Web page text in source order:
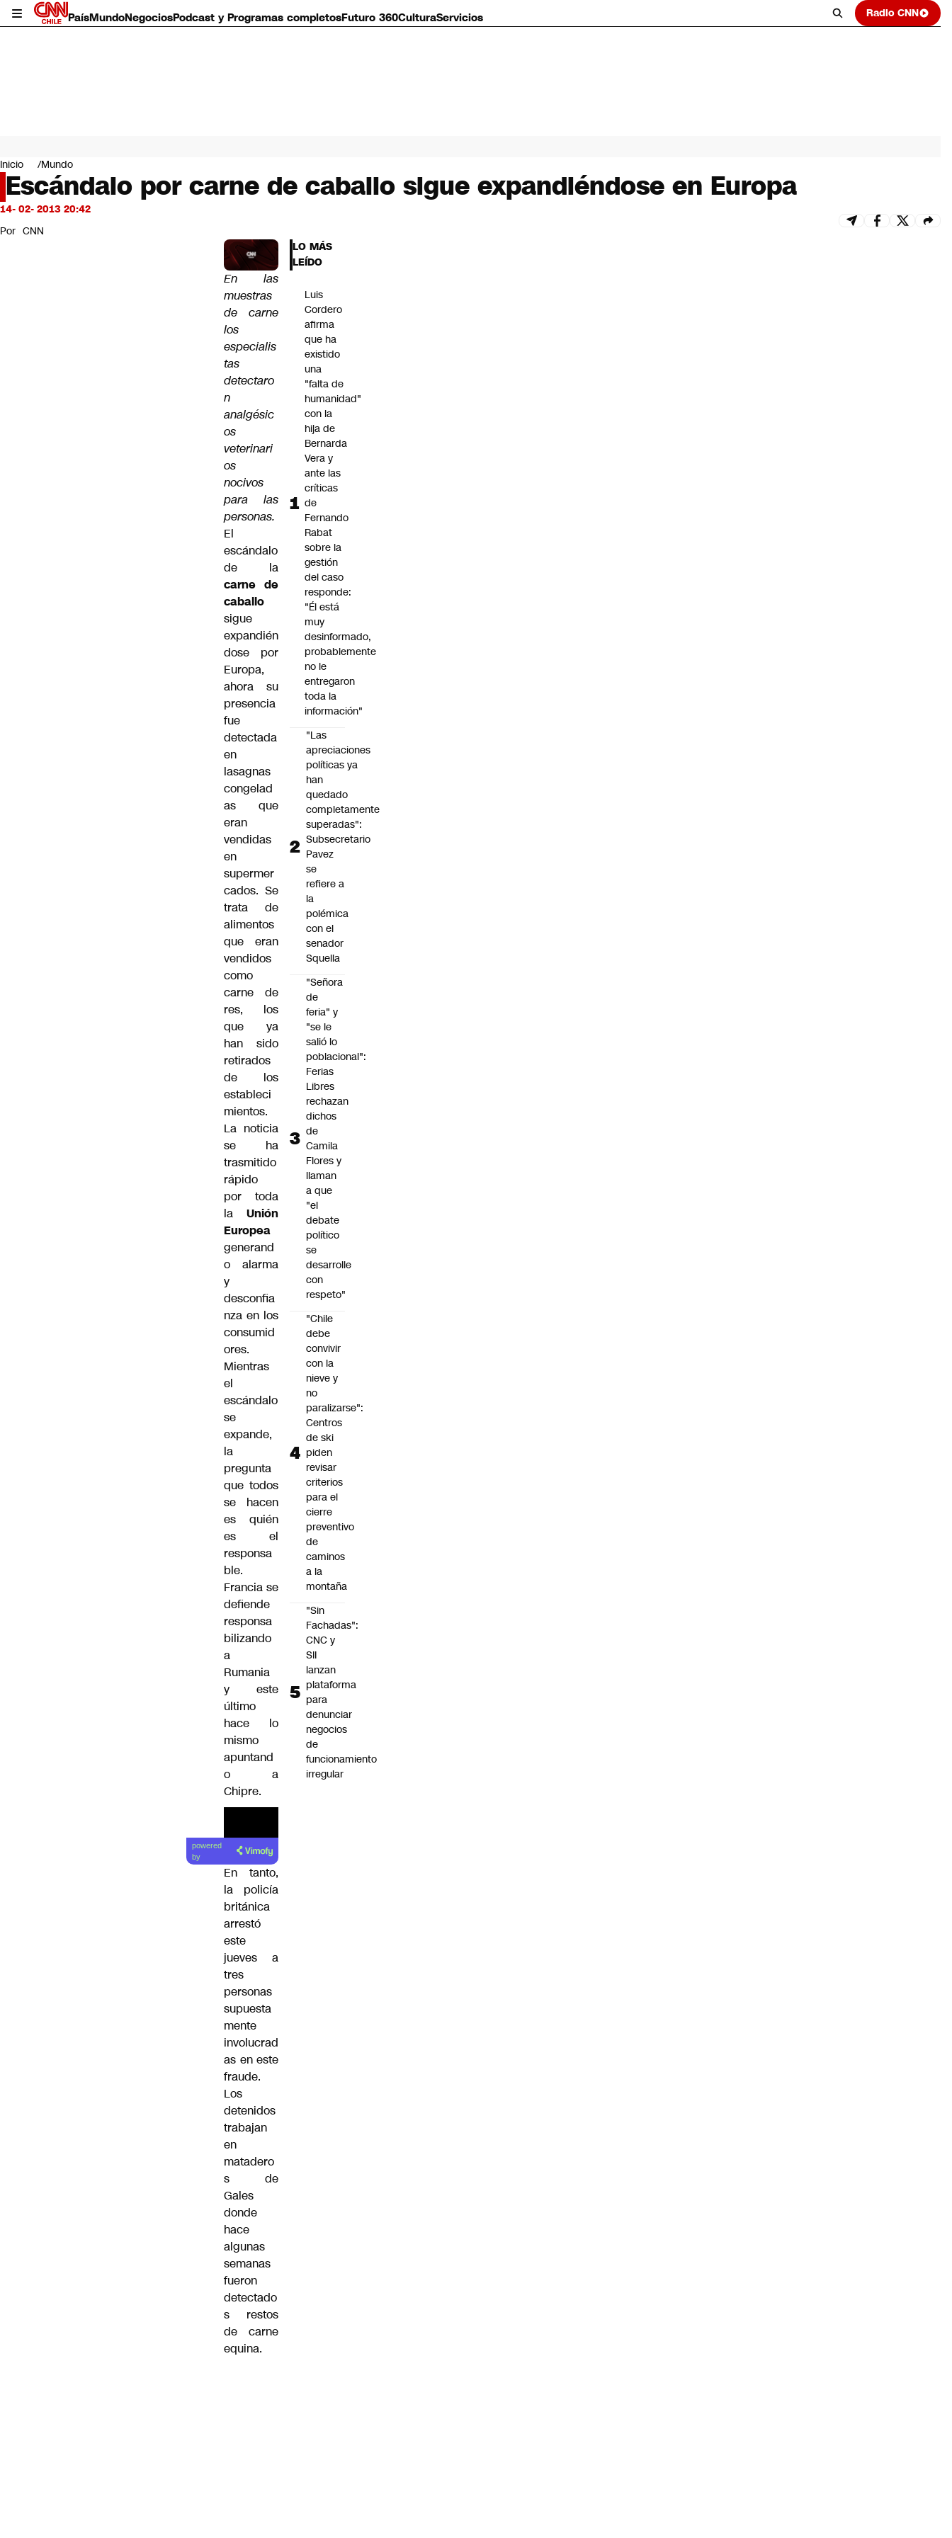
PaísMundoNegociosPodcast y Programas completosFuturo 360CulturaServicios Radio CNN
Mundo
Negocios
Deportes
Programas completos
Servicios
Inicio Mundo
Escándalo por carne de caballo sigue expandiéndose en Europa
14- 02- 2013 20:42
Por CNN
En las
muestras
de carne
los
especialis
tas
detectaro
n
analgésic
os
veterinari
os
nocivos
para las
personas.
El
escándalo
de la
carne de
caballo
sigue
expandién
dose por
Europa,
ahora su
presencia
fue
detectada
en
lasagnas
congelad
as que
eran
vendidas
en
supermer
cados. Se
trata de
alimentos
que eran
vendidos
como
carne de
res, los
que ya
han sido
retirados
de los
estableci
mientos.
La noticia
se ha
trasmitido
rápido
por toda
laUnión
Europea
generand
o alarma
y
desconfia
nza en los
consumid
ores.
Mientras
el
escándalo
se
expande,
la
pregunta
que todos
se hacen
es quién
es el
responsa
ble.
Francia se
defiende
responsa
bilizando
a
Rumania
y este
último
hace lo
mismo
apuntand
o a
Chipre.
powered
by
En tanto,
la policía
británica
arrestó
este
jueves a
tres
personas
supuesta
mente
involucrad
as en este
fraude.
Los
detenidos
trabajan
en
matadero
s de
Gales
donde
hace
algunas
semanas
fueron
detectado
s restos
de carne
equina.
LO MÁS
LEÍDO
Luis
Cordero
afirma
que ha
existido
una
"falta de
humanidad"
con la
hija de
Bernarda
Vera y
ante las
críticas
de
Fernando
Rabat
sobre la
gestión
del caso
responde:
"Él está
muy
desinformado,
probablemente
no le
entregaron
toda la
información"
"Las
apreciaciones
políticas ya
han
quedado
completamente
superadas":
Subsecretario
Pavez
se
refiere a
la
polémica
con el
senador
Squella
"Señora
de
feria" y
"se le
salió lo
poblacional":
Ferias
Libres
rechazan
dichos
de
Camila
Flores y
llaman
a que
"el
debate
político
se
desarrolle
con
respeto"
"Chile
debe
convivir
con la
nieve y
no
paralizarse":
Centros
de ski
piden
revisar
criterios
para el
cierre
preventivo
de
caminos
a la
montaña
"Sin
Fachadas":
CNC y
SII
lanzan
plataforma
para
denunciar
negocios
de
funcionamiento
irregular